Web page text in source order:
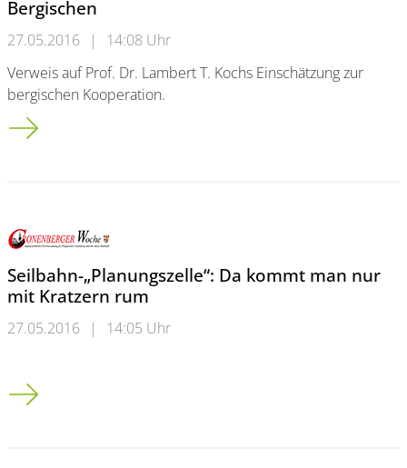
Bergischen
27.05.2016 |
14:08 Uhr
Verweis auf Prof. Dr. Lambert T. Kochs Einschätzung zur
bergischen Kooperation.
Bürger wollen, dass es voran geht im Bergischen
Seilbahn-„Planungszelle“: Da kommt man nur
mit Kratzern rum
27.05.2016 | 14:05 Uhr
Seilbahn-„Planungszelle“: Da kommt man nur mit Kratzern rum